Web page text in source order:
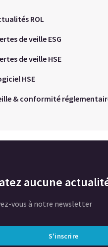
ROL
de veille ESG
de veille HSE
HSE
& conformité
aucune
vous à notre newsletter
S'inscrire